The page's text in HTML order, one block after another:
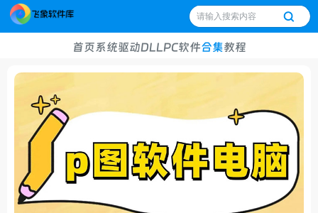
首页系统驱动DLLPC软件合集教程